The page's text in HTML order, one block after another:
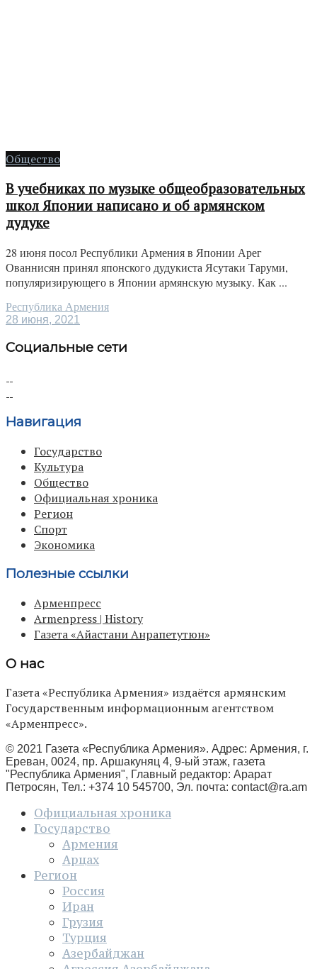
Общество
В учебниках по музыке общеобразовательных
школ Японии написано и об армянском
дудуке
28 июня посол Республики Армения в Японии Арег
Ованнисян принял японского дудукиста Ясутаки Таруми,
популяризирующего в Японии армянскую музыку. Как ...
Республика Армения
28 июня, 2021
Социальные сети
Навигация
Государство
Культура
Общество
Официальная хроника
Регион
Спорт
Экономика
Полезные ссылки
Арменпресс
Armenpress | History
Газета «Айастани Анрапетутюн»
О нас
Газета «Республика Армения» издаётся армянским
Государственным информационным агентством
«Арменпресс».
© 2021 Газета «Республика Армения». Адрес: Армения, г.
Ереван, 0024, пр. Аршакуняц 4, 9-ый этаж, газета
"Республика Армения", Главный редактор: Арарат
Петросян, Тел.: +374 10 545700, Эл. почта: contact@ra.am
Официальная хроника
Государство
Армения
Арцах
Регион
Россия
Иран
Грузия
Турция
Азербайджан